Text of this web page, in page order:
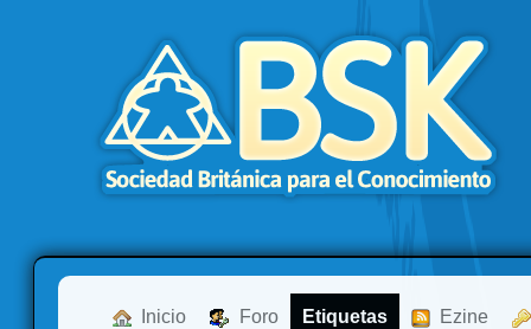
Inicio Foro Etiquetas Ezine